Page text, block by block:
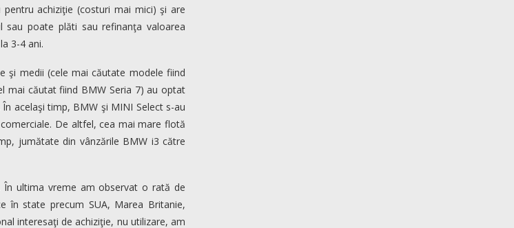
achiziţie (costuri mai mici) şi are
sau poate plăti sau refinanţa valoarea
3-4 ani.
şi medii (cele mai căutate modele fiind
mai căutat fiind BMW Seria 7) au optat
acelaşi timp, BMW şi MINI Select s-au
De altfel, cea mai mare flotă
jumătate din vânzările BMW i3 către
În ultima vreme am observat o rată de
în state precum SUA, Marea Britanie,
interesaţi de achiziţie, nu utilizare, am